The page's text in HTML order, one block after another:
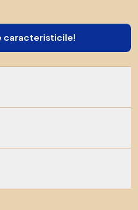
caracteristicile!